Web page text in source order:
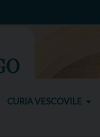
CURIA VESCOVILE